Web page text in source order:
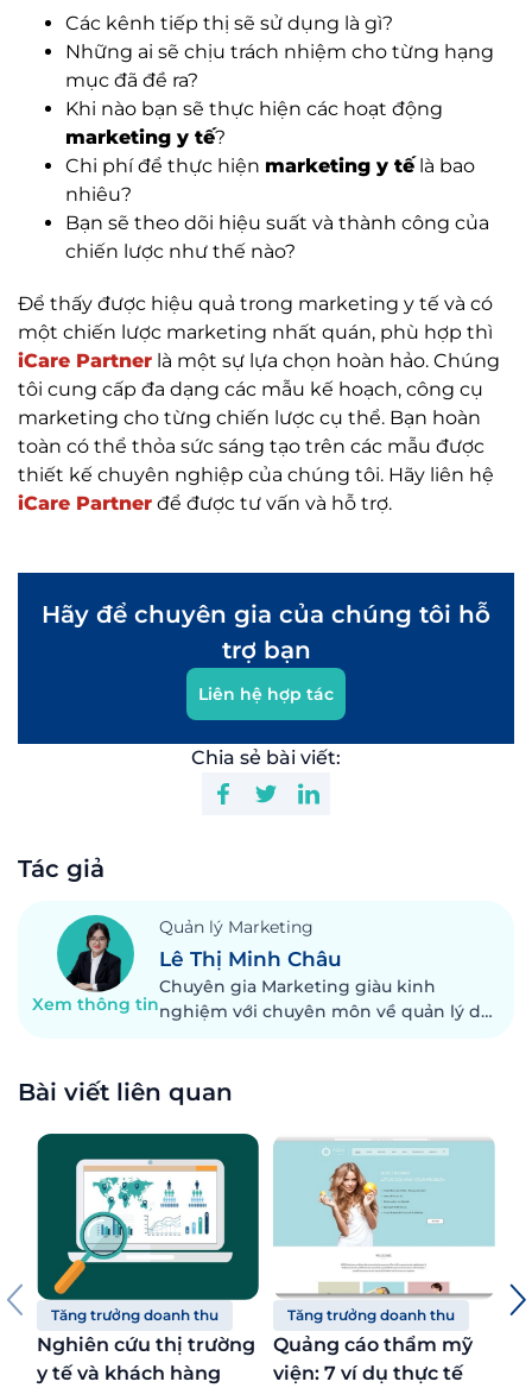
Các kênh tiếp thị sẽ sử dụng là gì?
Những ai sẽ chịu trách nhiệm cho từng hạng
mục đã đề ra?
Khi nào bạn sẽ thực hiện các hoạt động
marketing y tế?
Chi phí để thực hiện marketing y tếlà bao
nhiêu?
Bạn sẽ theo dõi hiệu suất và thành công của
chiến lược như thế nào?
Để thấy được hiệu quả trong marketing y tế và có
một chiến lược marketing nhất quán, phù hợp thì
iCare Partner là một sự lựa chọn hoàn hảo. Chúng
tôi cung cấp đa dạng các mẫu kế hoạch, công cụ
marketing cho từng chiến lược cụ thể. Bạn hoàn
toàn có thể thỏa sức sáng tạo trên các mẫu được
thiết kế chuyên nghiệp của chúng tôi. Hãy liên hệ
iCare Partner để được tư vấn và hỗ trợ.
Hãy để chuyên gia của chúng tôi hỗ
trợ bạn
Chia sẻ bài viết:
Tác giả
Xem thông tin
Quản lý Marketing
Lê Thị Minh Châu
Chuyên gia Marketing giàu kinh
nghiệm với chuyên môn về quản lý dự
năm kinh nghiệm thể hiện khả năng
giải quyết vấn đề, thúc đẩy tăng trưởng
doanh thu và quản lý chi phí một cách
hiệu quả.
Bài viết liên quan
Tăng trưởng doanh thu
Nghiên cứu thị trường
y tế và khách hàng
Tăng trưởng doanh thu
Quảng cáo thẩm mỹ
viện: 7 ví dụ thực tế